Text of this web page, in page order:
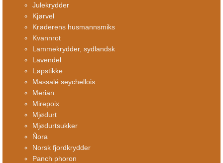
Julekrydder
Kjørvel
Krøderens husmannsmiks
Kvannrot
Lammekrydder, sydlandsk
Lavendel
Løpstikke
Massalé seychellois
Merian
Mirepoix
Mjødurt
Mjødurtsukker
Ñora
Norsk fjordkrydder
Panch phoron